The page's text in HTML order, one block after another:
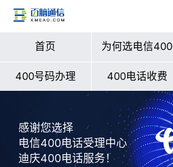
首页 为何选电信400
400号码办理 400电话收费
感谢您选择
电信400电话受理中心
迪庆400电话服务！